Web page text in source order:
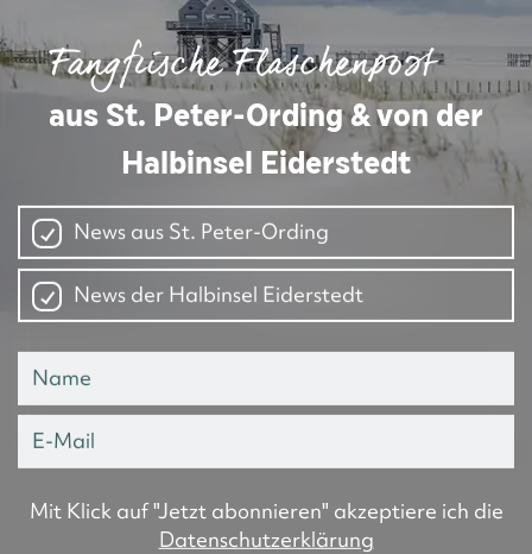
Fangfrische Flaschenpost
aus St. Peter-Ording & von der
Halbinsel Eiderstedt
News aus St. Peter-Ording
News der Halbinsel Eiderstedt
Mit Klick auf "Jetzt abonnieren" akzeptiere ich die
Datenschutzerklärung